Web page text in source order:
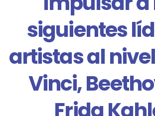
siguientes
artistas al
Vinci,
Frida